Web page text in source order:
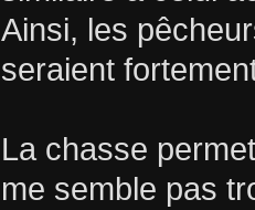
Ainsi, les
seraient
La chasse
me semble pas